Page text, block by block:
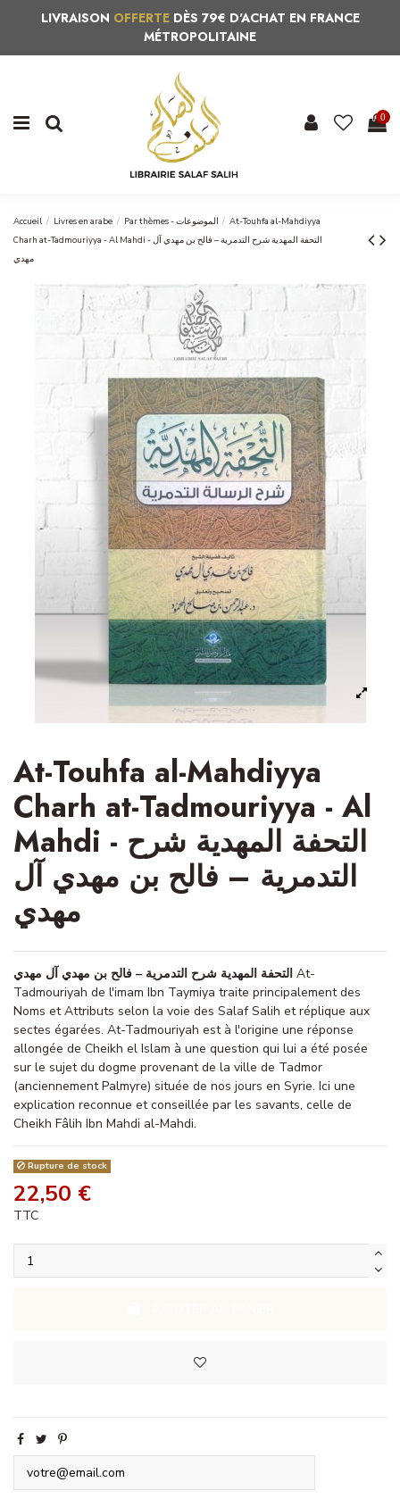
LIVRAISON OFFERTEDÈS 79€ D'ACHAT EN FRANCE
MÉTROPOLITAINE
0
Accueil Livres en arabe Par thèmes - الموضوعات
At-Touhfa al-Mahdiyya
Charh at-Tadmouriyya - Al Mahdi - التحفة المهدية شرح التدمرية – فالح بن مهدي آل
مهدي
At-Touhfa al-Mahdiyya
Charh at-Tadmouriyya - Al
Mahdi - التحفة المهدية شرح
التدمرية – فالح بن مهدي آل
مهدي
التحفة المهدية شرح التدمرية – فالح بن مهدي آل مهدي At-
Tadmouriyah de l'imam Ibn Taymiya traite principalement des
Noms et Attributs selon la voie des Salaf Salih et réplique aux
sectes égarées. At-Tadmouriyah est à l'origine une réponse
allongée de Cheikh el Islam à une question qui lui a été posée
sur le sujet du dogme provenant de la ville de Tadmor
(anciennement Palmyre) située de nos jours en Syrie. Ici une
explication reconnue et conseillée par les savants, celle de
Cheikh Fâlih Ibn Mahdi al-Mahdi.
Rupture de stock
22,50 €
TTC